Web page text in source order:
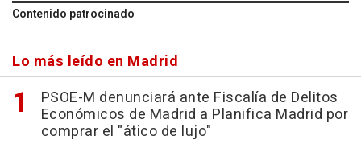
Contenido patrocinado
Lo más leído en Madrid
PSOE-M denunciará ante Fiscalía de Delitos
Económicos de Madrid a Planifica Madrid por
comprar el "ático de lujo"